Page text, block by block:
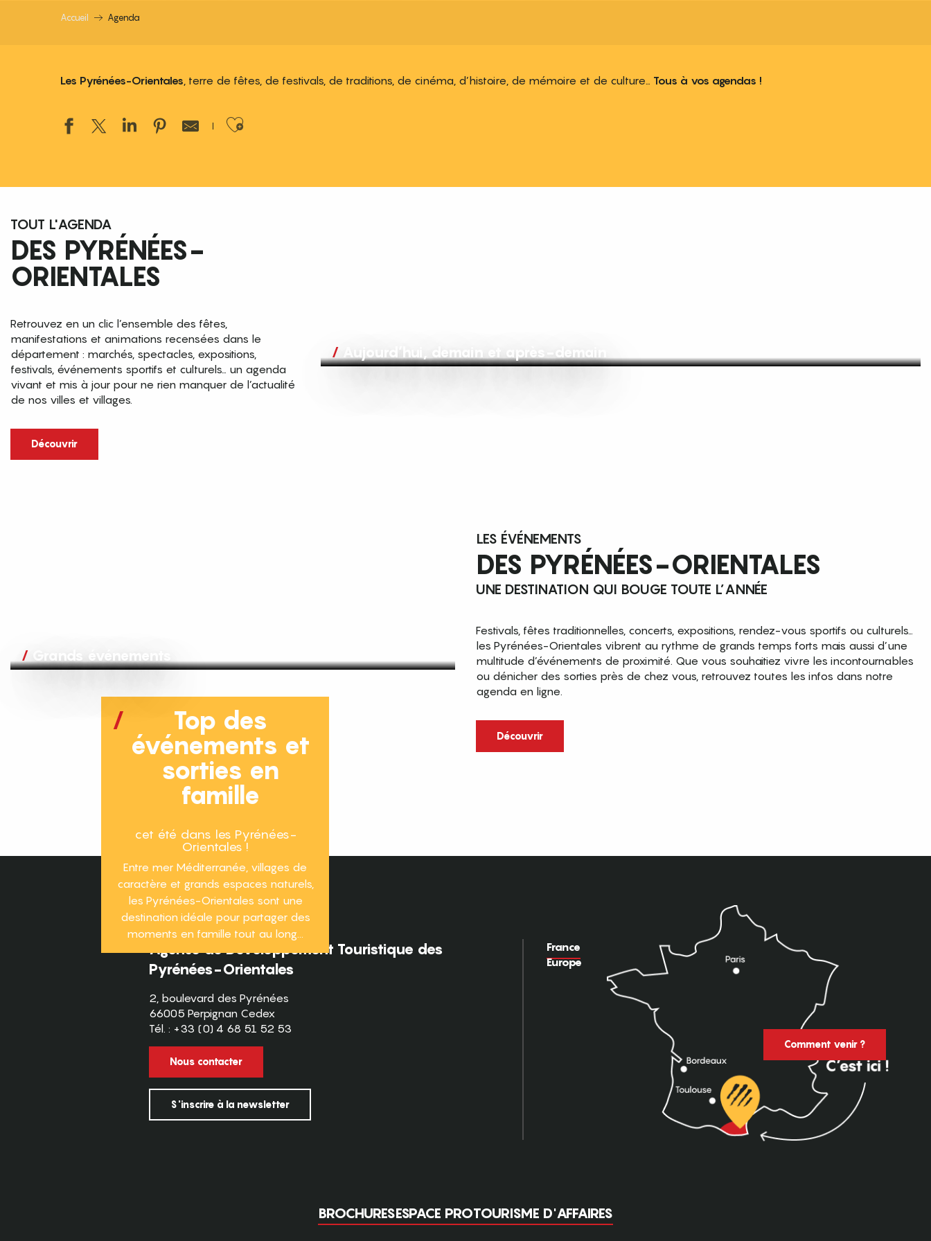
Accueil Agenda
Les Pyrénées-Orientales, terre de fêtes, de festivals, de traditions, de cinéma, d’histoire, de mémoire et de culture… Tous à vos agendas !
Ajouter aux favoris
TOUT L'AGENDA
DES PYRÉNÉES-
ORIENTALES
Retrouvez en un clic l’ensemble des fêtes,
manifestations et animations recensées dans le
département : marchés, spectacles, expositions,
festivals, événements sportifs et culturels… un agenda
vivant et mis à jour pour ne rien manquer de l’actualité
de nos villes et villages.
Découvrir
Aujourd’hui, demain et après-demain
Grands événements
LES ÉVÉNEMENTS
DES PYRÉNÉES-ORIENTALES
UNE DESTINATION QUI BOUGE TOUTE L’ANNÉE
Festivals, fêtes traditionnelles, concerts, expositions, rendez-vous sportifs ou culturels…
les Pyrénées-Orientales vibrent au rythme de grands temps forts mais aussi d’une
multitude d’événements de proximité. Que vous souhaitiez vivre les incontournables
ou dénicher des sorties près de chez vous, retrouvez toutes les infos dans notre
agenda en ligne.
Découvrir
Top des
événements et
sorties en
famille
cet été dans les Pyrénées-
Orientales !
Entre mer Méditerranée, villages de
caractère et grands espaces naturels,
les Pyrénées-Orientales sont une
destination idéale pour partager des
moments en famille tout au long...
Agence de Développement Touristique des
Pyrénées-Orientales
2, boulevard des Pyrénées
66005 Perpignan Cedex
Tél. : +33 (0) 4 68 51 52 53
Nous contacter
S'inscrire à la newsletter
France
Europe
Comment venir ?
BROCHURESESPACE PROTOURISME D'AFFAIRES